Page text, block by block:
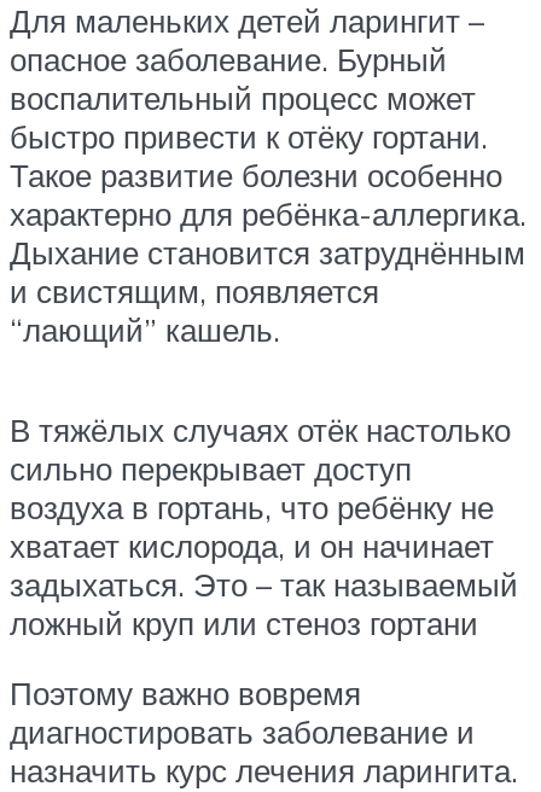
Для маленьких детей ларингит –
опасное заболевание. Бурный
воспалительный процесс может
быстро привести к отёку гортани.
Такое развитие болезни особенно
характерно для ребёнка-аллергика.
Дыхание становится затруднённым
и свистящим, появляется
“лающий” кашель.
В тяжёлых случаях отёк настолько
сильно перекрывает доступ
воздуха в гортань, что ребёнку не
хватает кислорода, и он начинает
задыхаться. Это – так называемый
ложный круп или стеноз гортани
Поэтому важно вовремя
диагностировать заболевание и
назначить курс лечения ларингита.